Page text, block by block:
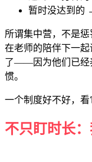
暂时没达到的
所谓集中营，不是惩
在老师的陪伴下一
了——因为他们已经
惯。
一个制度好不好，看
不只盯时长